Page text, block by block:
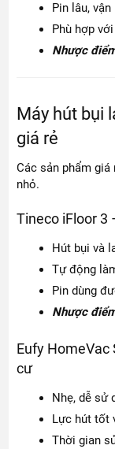
Pin lâu,
Phù hợp
Nhược
Máy hút bụi
giá rẻ
Các sản phẩm
nhỏ.
Tineco iFloor 3
Hút bụi và
Tự động
Pin dùng
Nhược
Eufy HomeVac
cư
Nhẹ, dễ sử
Lực hút tốt
Thời gian